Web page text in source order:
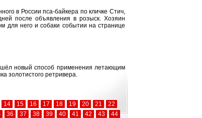
в России пса-байкера по кличке Стич,
после объявления в розыск. Хозяин
для него и собаки событии на странице
новый способ применения летающим
золотистого ретривера.
14 15 16 17 18 19 20 21
22
36 37 38 39 40 41 42 43
44